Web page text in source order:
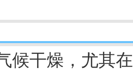
候干燥，尤其